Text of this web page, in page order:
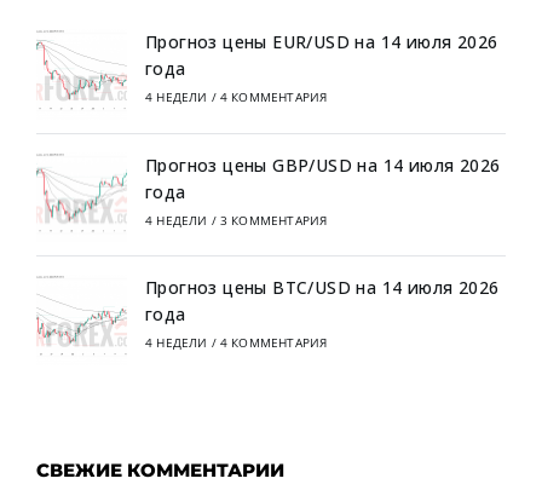
Прогноз цены EUR/USD на 14 июля 2026
года
4 НЕДЕЛИ / 4 КОММЕНТАРИЯ
Прогноз цены GBP/USD на 14 июля 2026
года
4 НЕДЕЛИ / 3 КОММЕНТАРИЯ
Прогноз цены BTC/USD на 14 июля 2026
года
4 НЕДЕЛИ / 4 КОММЕНТАРИЯ
СВЕЖИЕ КОММЕНТАРИИ